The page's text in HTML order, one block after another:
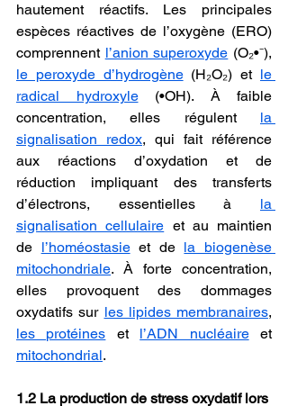
hautement réactifs. Les principales
espèces réactives de l’oxygène (ERO)
comprennent l’anion superoxyde
le peroxyde d’hydrogène (H₂O₂) et le
radical hydroxyle (•OH). À faible
concentration, elles régulent la
signalisation redox, qui fait référence
aux réactions d’oxydation et de
réduction impliquant des transferts
d’électrons, essentielles à la
signalisation cellulaire et au maintien
de l’homéostasie et de la biogenèse
mitochondriale. À forte concentration,
elles provoquent des dommages
oxydatifs sur les lipides membranaires
les protéines et l’ADN nucléaire
et
mitochondrial.
1.2 La production de stress oxydatif lors